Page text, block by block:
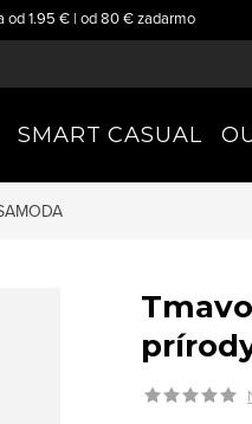
od 1.95 € | od 80 € zadarmo
SMART CASUAL